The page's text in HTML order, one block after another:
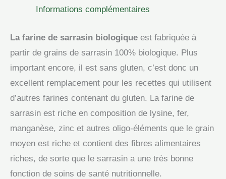
biologique
Informations complémentaires
La farine de sarrasin biologique est fabriquée à
partir de grains de sarrasin 100% biologique. Plus
important encore, il est sans gluten, c’est donc un
excellent remplacement pour les recettes qui utilisent
d’autres farines contenant du gluten. La farine de
sarrasin est riche en composition de lysine, fer,
manganèse, zinc et autres oligo-éléments que le grain
moyen est riche et contient des fibres alimentaires
riches, de sorte que le sarrasin a une très bonne
fonction de soins de santé nutritionnelle.